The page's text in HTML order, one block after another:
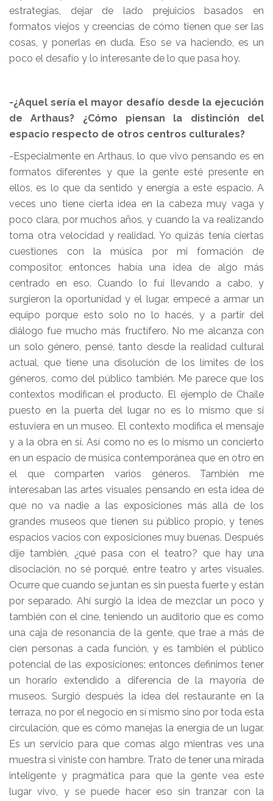
estrategias, dejar de lado prejuicios basados en
formatos viejos y creencias de cómo tienen que ser las
cosas, y ponerlas en duda. Eso se va haciendo, es un
poco el desafío y lo interesante de lo que pasa hoy.
-¿Aquel sería el mayor desafío desde la ejecución
de Arthaus? ¿Cómo piensan la distinción del
espacio respecto de otros centros culturales?
-Especialmente en Arthaus, lo que vivo pensando es en
formatos diferentes y que la gente esté presente en
ellos, es lo que da sentido y energía a este espacio. A
veces uno tiene cierta idea en la cabeza muy vaga y
poco clara, por muchos años, y cuando la va realizando
toma otra velocidad y realidad. Yo quizás tenía ciertas
cuestiones con la música por mi formación de
compositor, entonces había una idea de algo más
centrado en eso. Cuando lo fui llevando a cabo, y
surgieron la oportunidad y el lugar, empecé a armar un
equipo porque esto solo no lo hacés, y a partir del
diálogo fue mucho más fructífero. No me alcanza con
un solo género, pensé, tanto desde la realidad cultural
actual, que tiene una disolución de los límites de los
géneros, como del público también. Me parece que los
contextos modifican el producto. El ejemplo de Chaile
puesto en la puerta del lugar no es lo mismo que si
estuviera en un museo. El contexto modifica el mensaje
y a la obra en sí. Así como no es lo mismo un concierto
en un espacio de música contemporánea que en otro en
el que comparten varios géneros. También me
interesaban las artes visuales pensando en esta idea de
que no va nadie a las exposiciones más allá de los
grandes museos que tienen su público propio, y tenes
espacios vacíos con exposiciones muy buenas. Después
dije también, ¿qué pasa con el teatro? que hay una
disociación, no sé porqué, entre teatro y artes visuales.
Ocurre que cuando se juntan es sin puesta fuerte y están
por separado. Ahí surgió la idea de mezclar un poco y
también con el cine, teniendo un auditorio que es como
una caja de resonancia de la gente, que trae a más de
cien personas a cada función, y es también el público
potencial de las exposiciones; entonces definimos tener
un horario extendido a diferencia de la mayoría de
museos. Surgió después la idea del restaurante en la
terraza, no por el negocio en sí mismo sino por toda esta
circulación, que es cómo manejas la energía de un lugar.
Es un servicio para que comas algo mientras ves una
muestra si viniste con hambre. Trato de tener una mirada
inteligente y pragmática para que la gente vea este
lugar vivo, y se puede hacer eso sin tranzar con la